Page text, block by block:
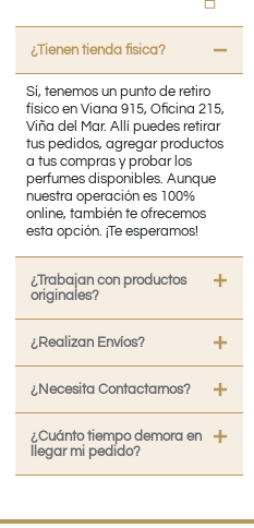
¿Tienen tienda fisica?
Sí, tenemos un punto de retiro
físico en Viana 915, Oficina 215,
Viña del Mar. Allí puedes retirar
tus pedidos, agregar productos
a tus compras y probar los
perfumes disponibles. Aunque
nuestra operación es 100%
online, también te ofrecemos
esta opción. ¡Te esperamos!
¿Trabajan con productos
originales?
¿Realizan Envíos?
¿Necesita Contactarnos?
¿Cuánto tiempo demora en
llegar mi pedido?